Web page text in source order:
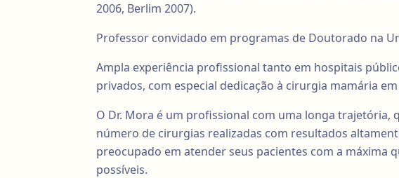
2006, Berlim 2007).
Professor convidado em programas de Doutorado na
Ampla experiência profissional tanto em hospitais
privados, com especial dedicação à cirurgia mamária
O Dr. Mora é um profissional com uma longa trajetória,
número de cirurgias realizadas com resultados
preocupado em atender seus pacientes com a máxima
possíveis.